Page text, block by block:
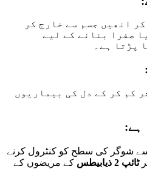
انھیں جسم سے خارج کر
صفرا بنانے کے لیے
پڑتا ہے۔
کم کر کے دل کی بیماریوں
ہے:
سے شوگر کی سطح کو کنٹرول کرنے
ٹائپ 2 ذیابیطس
کے مریضوں کے